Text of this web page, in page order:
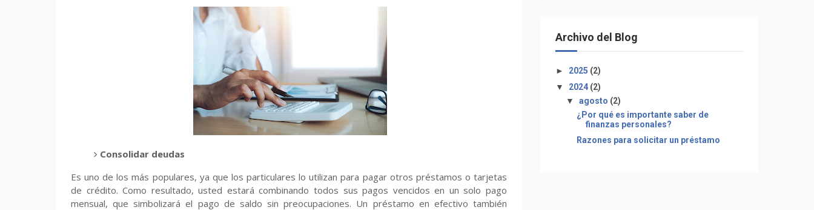
Consolidar deudas
Es uno de los más populares, ya que los particulares lo utilizan para pagar otros préstamos o tarjetas
de crédito. Como resultado, usted estará combinando todos sus pagos vencidos en un solo pago
mensual, que simbolizará el pago de saldo sin preocupaciones. Un préstamo en efectivo también
Archivo del Blog
► 2025 (2)
▼ 2024 (2)
▼ agosto (2)
¿Por qué es importante saber de
finanzas personales?
Razones para solicitar un préstamo